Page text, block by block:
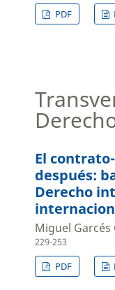
PDF
El
después:
Derecho
Miguel
229-253
PDF